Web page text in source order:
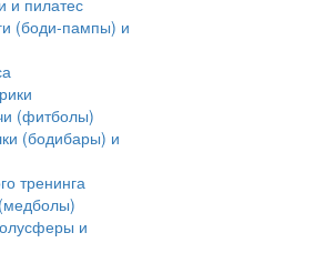
и пилатес
(боди-пампы) и
(фитболы)
(бодибары) и
тренинга
и